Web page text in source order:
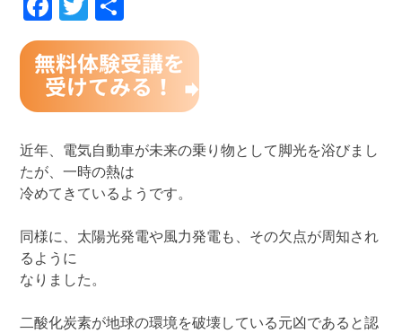
Facebook
Twitter
有
近年、電気自動車が未来の乗り物として脚光を浴びまし
たが、一時の熱は
冷めてきているようです。
同様に、太陽光発電や風力発電も、その欠点が周知され
るように
なりました。
二酸化炭素が地球の環境を破壊している元凶であると認